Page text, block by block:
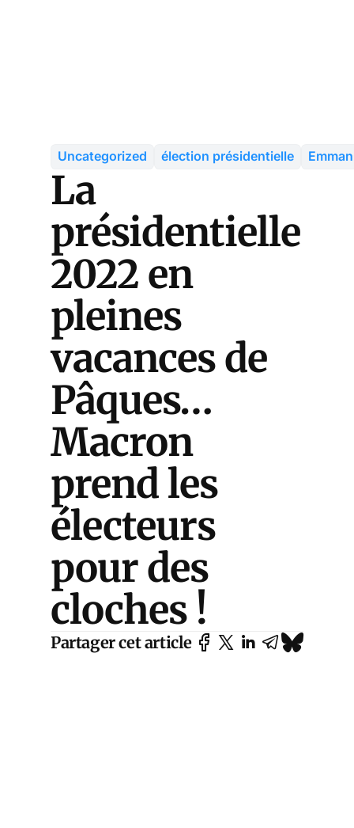
Uncategorized élection présidentielle
La
présidentielle
2022 en
pleines
vacances de
Pâques…
Macron
prend les
électeurs
pour des
cloches !
Partager cet article